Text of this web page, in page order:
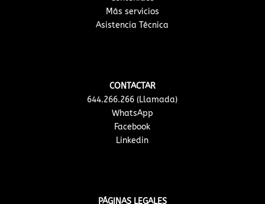
Más servicios
Asistencia Técnica
CONTACTAR
644.266.266 (Llamada)
WhatsApp
Facebook
Linkedin
PÁGINAS LEGALES